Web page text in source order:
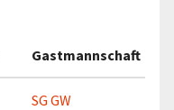
Gastmannschaft
SG GW